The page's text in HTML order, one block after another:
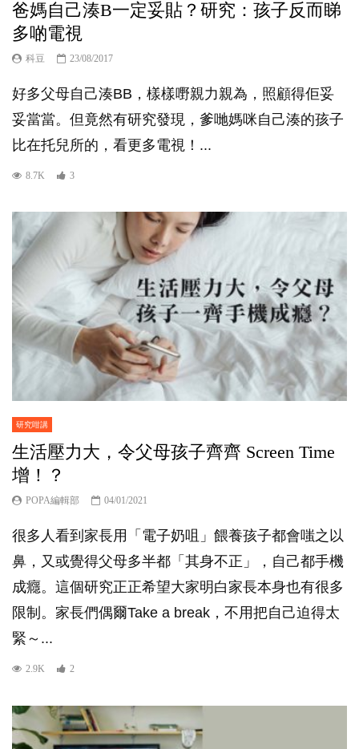
爸媽自己湊B一定妥貼？研究：孩子反而睇
多啲電視
科豆 23/08/2017
好多父母自己湊BB，樣樣嘢親力親為，照顧得佢妥
妥當當。但竟然有研究發現，爹哋媽咪自己湊的孩子
比在托兒所的，看更多電視！...
8.7K 3
研究咁講
生活壓力大，令父母孩子齊齊 Screen Time
增！？
POPA編輯部 04/01/2021
很多人看到家長用「電子奶咀」餵養孩子都會嗤之以
鼻，又或覺得父母多半都「其身不正」，自己都手機
成癮。這個研究正正希望大家明白家長本身也有很多
限制。家長們偶爾Take a break，不用把自己迫得太
緊～...
2.9K 2